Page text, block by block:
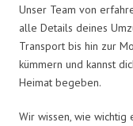
Unser Team von
alle Details deines
Transport bis hin zur
kümmern und kannst
Heimat begeben.
Wir wissen, wie wichtig